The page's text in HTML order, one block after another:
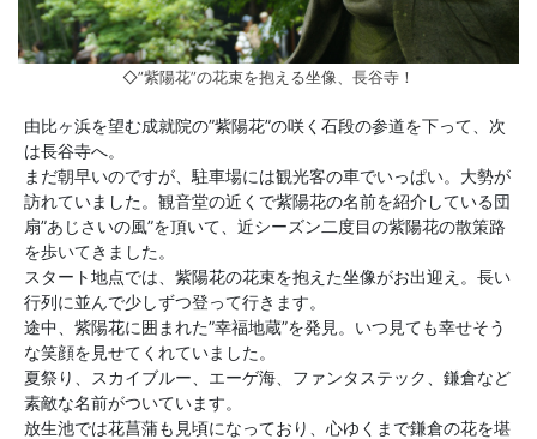
◇”紫陽花”の花束を抱える坐像、長谷寺！
由比ヶ浜を望む成就院の”紫陽花”の咲く石段の参道を下って、次
は長谷寺へ。
まだ朝早いのですが、駐車場には観光客の車でいっぱい。大勢が
訪れていました。観音堂の近くで紫陽花の名前を紹介している団
扇”あじさいの風”を頂いて、近シーズン二度目の紫陽花の散策路
を歩いてきました。
スタート地点では、紫陽花の花束を抱えた坐像がお出迎え。長い
行列に並んで少しずつ登って行きます。
途中、紫陽花に囲まれた”幸福地蔵”を発見。いつ見ても幸せそう
な笑顔を見せてくれていました。
夏祭り、スカイブルー、エーゲ海、ファンタステック、鎌倉など
素敵な名前がついています。
放生池では花菖蒲も見頃になっており、心ゆくまで鎌倉の花を堪